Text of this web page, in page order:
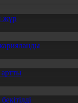
жүр
жарияланды
артты